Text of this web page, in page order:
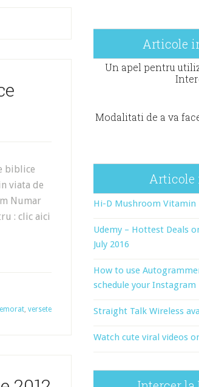
biblice
viata de
Numar
: clic aici
, versete
Articole
Un apel pentru
Modalitati de a va
Articole
Hi-D Mushroom Vitamin
Udemy – Hottest Deals
July 2016
How to use
schedule your Instagram
Straight Talk Wireless
Watch cute viral videos